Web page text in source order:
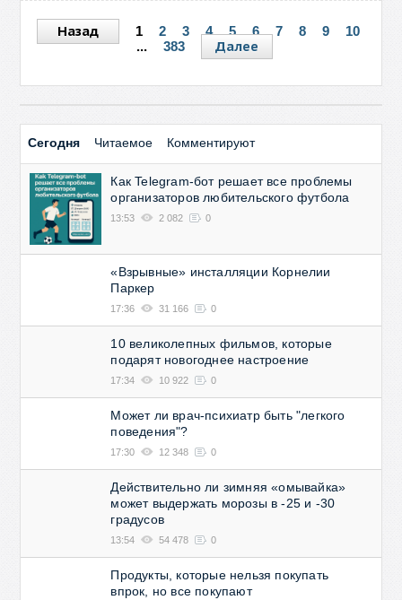
Назад 1 2 3 4 5 6 7 8 9
10
...
383 Далее
Сегодня Читаемое Комментируют
Как Telegram-бот решает все проблемы
организаторов любительского футбола
13:53 2 082 0
«Взрывные» инсталляции Корнелии
Паркер
17:36 31 166 0
10 великолепных фильмов, которые
подарят новогоднее настроение
17:34 10 922 0
Может ли врач-психиатр быть "легкого
поведения"?
17:30 12 348 0
Действительно ли зимняя «омывайка»
может выдержать морозы в -25 и -30
градусов
13:54 54 478 0
Продукты, которые нельзя покупать
впрок, но все покупают